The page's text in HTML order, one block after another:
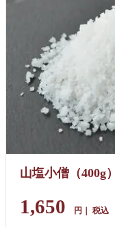
山塩小僧（400g）
1,650 税込